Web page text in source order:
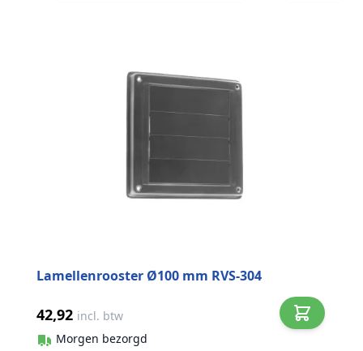
Lamellenrooster Ø100 mm RVS-304
42,92 incl. btw
Morgen bezorgd